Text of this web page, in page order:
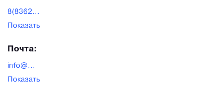
8(8362...
Показать
Почта:
info@...
Показать